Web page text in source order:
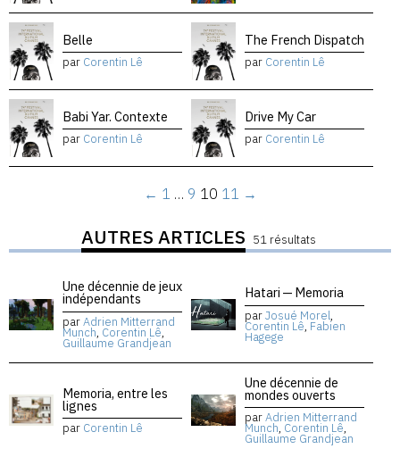
Belle
par Corentin Lê
The French Dispatch
par Corentin Lê
Babi Yar. Contexte
par Corentin Lê
Drive My Car
par Corentin Lê
← 1 … 9 10 11 →
AUTRES ARTICLES 51 résultats
Une décennie de jeux
indépendants
parAdrien Mitterrand
Munch, Corentin Lê,
Guillaume Grandjean
Hatari — Memoria
parJosué Morel,
Corentin Lê, Fabien
Hagege
Memoria, entre les
lignes
par Corentin Lê
Une décennie de
mondes ouverts
parAdrien Mitterrand
Munch, Corentin Lê,
Guillaume Grandjean